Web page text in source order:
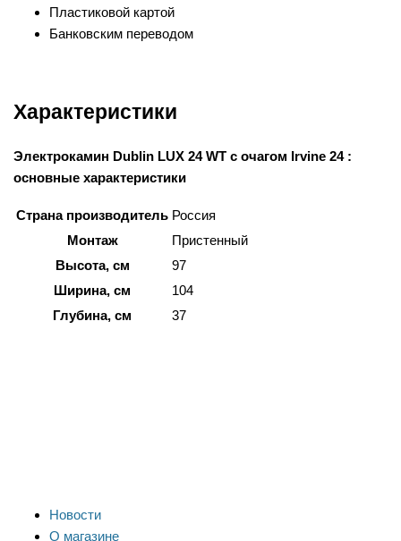
Пластиковой картой
Банковским переводом
Характеристики
Электрокамин Dublin LUX 24 WT c очагом Irvine 24 :
основные характеристики
Страна производитель Россия
Монтаж
Пристенный
Высота, см
97
Ширина, см
104
Глубина, см
37
Новости
О магазине